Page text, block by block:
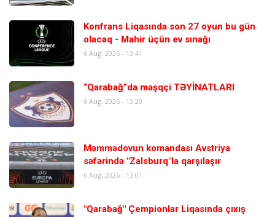
Konfrans Liqasında son 27 oyun bu gün
olacaq - Mahir üçün ev sınağı
6 Aug, 2026 - 13:41
“Qarabağ”da məşqçi TƏYİNATLARI
6 Aug, 2026 - 13:20
Məmmədovun komandası Avstriya
səfərində "Zalsburq"la qarşılaşır
6 Aug, 2026 - 13:01
"Qarabağ" Çempionlar Liqasında çıxış